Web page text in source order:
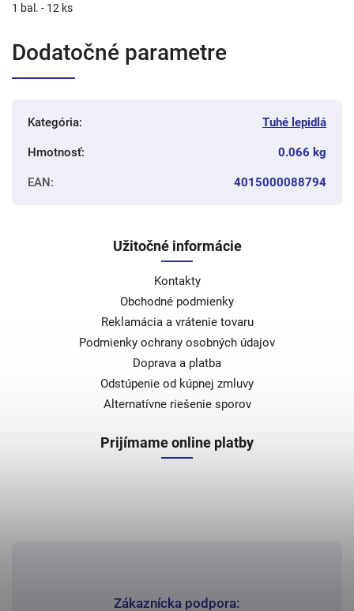
1 bal. - 12 ks
Dodatočné parametre
Kategória: Tuhé lepidlá
Hmotnosť: 0.066 kg
EAN: 4015000088794
Zákaznícka podpora:
Užitočné informácie
Kontakty
Obchodné podmienky
Reklamácia a vrátenie tovaru
Podmienky ochrany osobných údajov
Doprava a platba
Odstúpenie od kúpnej zmluvy
Alternatívne riešenie sporov
Prijímame online platby